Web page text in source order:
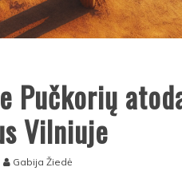
Pučkorių
Vilniuje
Gabija Žiedė